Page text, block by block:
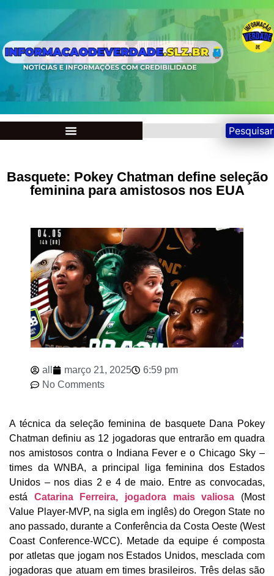
Pesquisar
Basquete: Pokey Chatman define seleção
feminina para amistosos nos EUA
all março 21, 2025
6:59 pm
No Comments
A técnica da seleção feminina de basquete Dana Pokey
Chatman definiu as 12 jogadoras que entrarão em quadra
nos amistosos contra o Indiana Fever e o Chicago Sky –
times da WNBA, a principal liga feminina dos Estados
Unidos – nos dias 2 e 4 de maio. Entre as convocadas,
está Catarina Ferreira, jogadora mais valiosa (Most
Value Player-MVP, na sigla em inglês) do Oregon State no
ano passado, durante a Conferência da Costa Oeste (West
Coast Conference-WCC). Metade da equipe é composta
por atletas que jogam nos Estados Unidos, mesclada com
jogadoras que atuam em times brasileiros. Três delas são